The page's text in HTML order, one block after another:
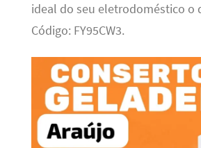
ideal do seu eletrodoméstico o
Código: FY95CW3.